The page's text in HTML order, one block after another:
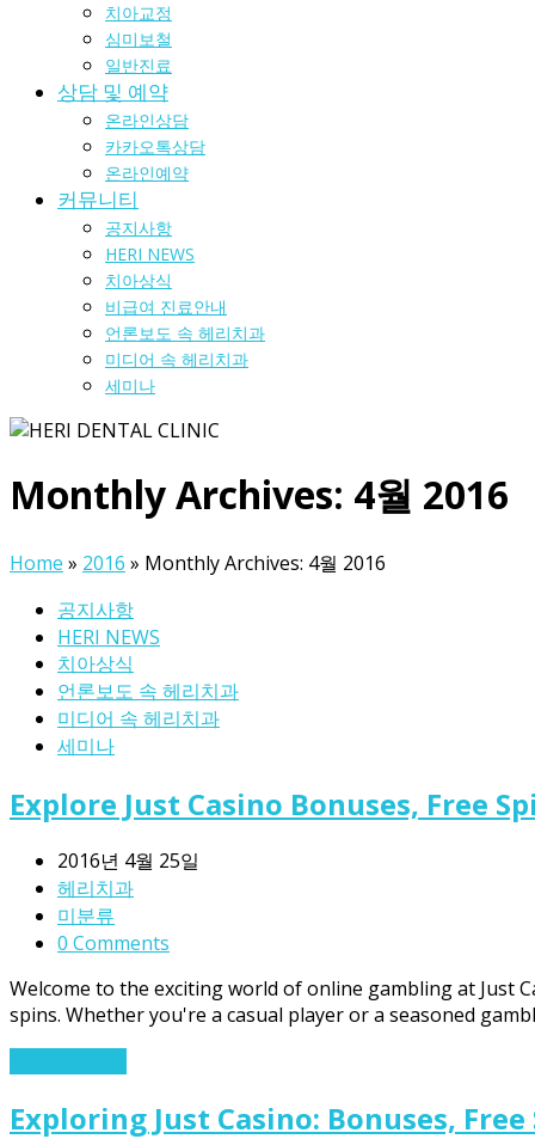
치아교정
심미보철
일반진료
상담 및 예약
온라인상담
카카오톡상담
온라인예약
커뮤니티
공지사항
HERI NEWS
치아상식
비급여 진료안내
언론보도 속 헤리치과
미디어 속 헤리치과
세미나
Monthly Archives: 4월 2016
Home » 2016 » Monthly Archives: 4월 2016
공지사항
HERI NEWS
치아상식
언론보도 속 헤리치과
미디어 속 헤리치과
세미나
Explore Just Casino Bonuses, Free
2016년 4월 25일
헤리치과
미분류
0 Comments
Welcome to the exciting world of online gambling at Just
spins. Whether you're a casual player or a seasoned
Exploring Just Casino: Bonuses,